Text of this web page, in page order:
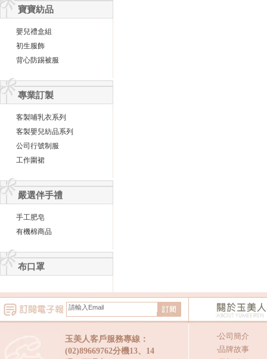
寶寶紡品
嬰兒禮盒組
初生服飾
背心防踢被服
專業訂製
客製哺乳衣系列
客製嬰兒紡品系列
公司行號制服
工作圍裙
嚴選伴手禮
手工肥皂
有機棉商品
布口罩
玉美人客戶服務專線：
(02)89669762分機13、14
‧公司簡介
‧品牌故事